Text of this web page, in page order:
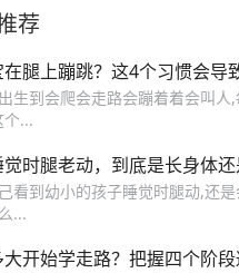
荐
腿上蹦跳？这4个习惯会导
生到会爬会走路会蹦着着会叫
个...
时腿老动，到底是长身体还
看到幼小的孩子睡觉时腿动,还
...
大开始学走路？把握四个阶